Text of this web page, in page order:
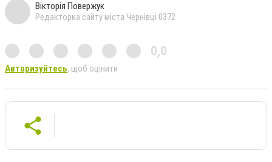
Вікторія Повержук
Редакторка сайту міста Чернівці 0372
0,0
Авторизуйтесь, щоб оцінити